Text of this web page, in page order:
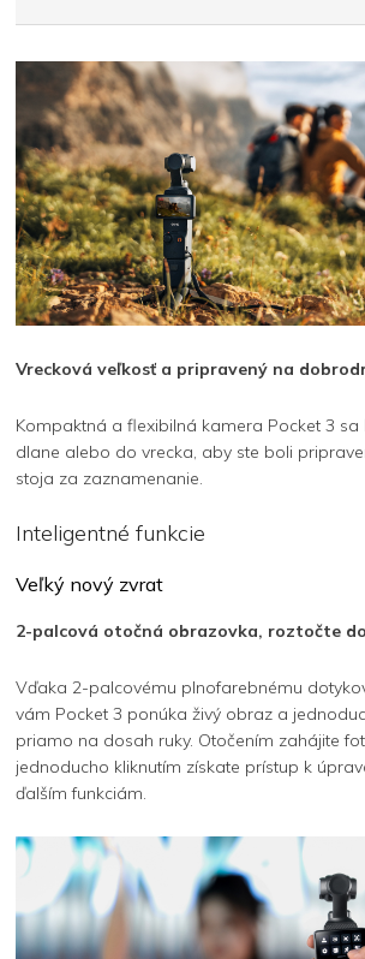
Vrecková veľkosť a pripravený na
Kompaktná a flexibilná kamera Pocket 3
dlane alebo do vrecka, aby ste boli
stoja za zaznamenanie.
Inteligentné funkcie
Veľký nový zvrat
2-palcová otočná obrazovka, roztočte
Vďaka 2-palcovému plnofarebnému
vám Pocket 3 ponúka živý obraz a
priamo na dosah ruky. Otočením zahájite
jednoducho kliknutím získate prístup k
ďalším funkciám.